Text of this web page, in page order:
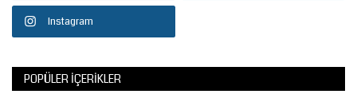
Instagram
POPÜLER İÇERIKLER